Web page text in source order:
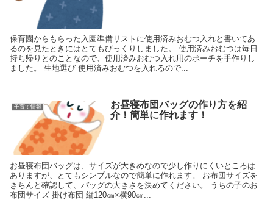
保育園からもらった入園準備リストに使用済みおむつ入れと書いてあ
るのを見たときにはとてもびっくりしました。 使用済みおむつは毎日
持ち帰りとのことなので、使用済みおむつ入れ用のポーチを手作りし
ました。 生地選び 使用済みおむつを入れるので...
子育て情報
お昼寝布団バッグの作り方を紹
介！簡単に作れます！
お昼寝布団バッグは、サイズが大きめなので少し作りにくいところは
ありますが、とてもシンプルなので簡単に作れます。 お布団サイズを
きちんと確認して、バッグの大きさを決めてください。 うちの子のお
布団サイズ 掛け布団 縦120㎝×横90㎝...